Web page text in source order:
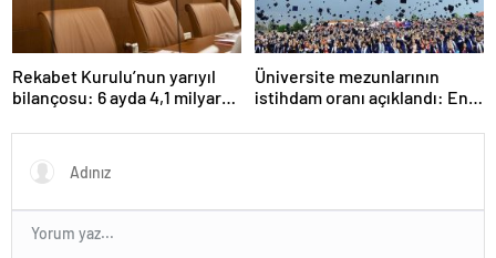
Rekabet Kurulu’nun yarıyıl
bilançosu: 6 ayda 4,1 milyar
Üniversite mezunlarının
istihdam oranı açıklandı: En
öğretmenliğinde